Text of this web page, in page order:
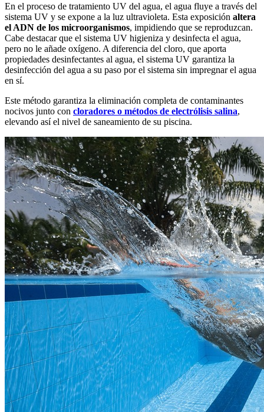
En el proceso de tratamiento UV del agua, el agua fluye a través del
sistema UV y se expone a la luz ultravioleta. Esta exposición altera
el ADN de los microorganismos, impidiendo que se reproduzcan.
Cabe destacar que el sistema UV higieniza y desinfecta el agua,
pero no le añade oxígeno. A diferencia del cloro, que aporta
propiedades desinfectantes al agua, el sistema UV garantiza la
desinfección del agua a su paso por el sistema sin impregnar el agua
en sí.
Este método garantiza la eliminación completa de contaminantes
nocivos junto con cloradores o métodos de electrólisis salina,
elevando así el nivel de saneamiento de su piscina.